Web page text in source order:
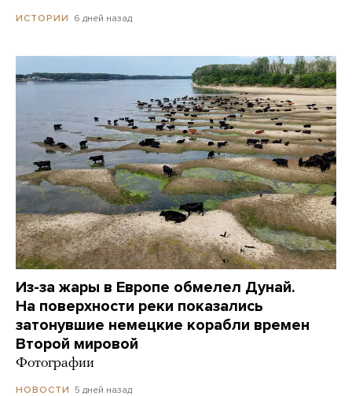
ИСТОРИИ 6 дней назад
Из-за жары в Европе обмелел Дунай.
На поверхности реки показались
затонувшие немецкие корабли времен
Второй мировой
Фотографии
НОВОСТИ 5 дней назад